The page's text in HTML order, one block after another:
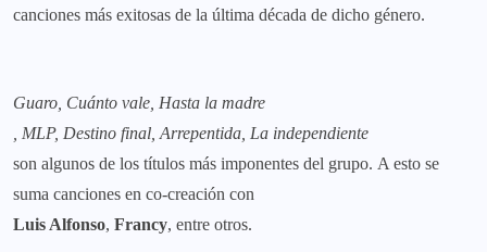
canciones más exitosas de la última década de dicho género.
Guaro, Cuánto vale, Hasta la madre
, MLP, Destino final, Arrepentida, La independiente
son algunos de los títulos más imponentes del grupo. A esto se
suma canciones en co-creación con
Luis Alfonso, Francy, entre otros.